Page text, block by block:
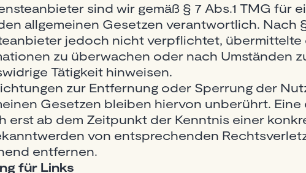
sind wir gemäß § 7 Abs.1 TMG für
allgemeinen Gesetzen verantwortlich. Nach
jedoch nicht verpflichtet,
zu überwachen oder nach Umständen
Tätigkeit hinweisen.
zur Entfernung oder Sperrung der
Gesetzen bleiben hiervon unberührt.
erst ab dem Zeitpunkt der Kenntnis einer
von entsprechenden
entfernen.
für Links